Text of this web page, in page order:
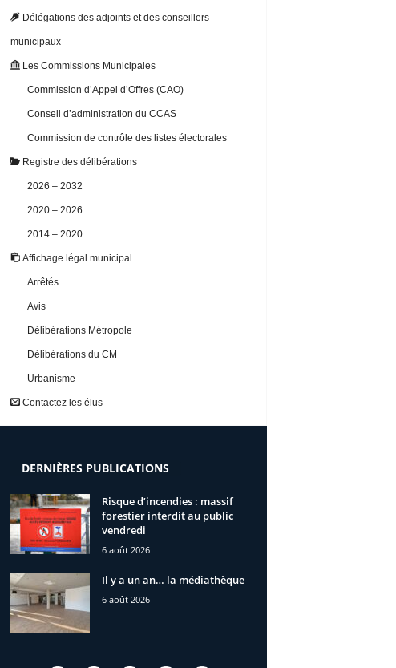
Délégations des adjoints et des conseillers
municipaux
Les Commissions Municipales
Commission d’Appel d’Offres (CAO)
Conseil d’administration du CCAS
Commission de contrôle des listes électorales
Registre des délibérations
2026 – 2032
2020 – 2026
2014 – 2020
Affichage légal municipal
Arrêtés
Avis
Délibérations Métropole
Délibérations du CM
Urbanisme
Contactez les élus
DERNIÈRES PUBLICATIONS
Risque d’incendies : massif
forestier interdit au public
vendredi
6 août 2026
Il y a un an… la médiathèque
6 août 2026